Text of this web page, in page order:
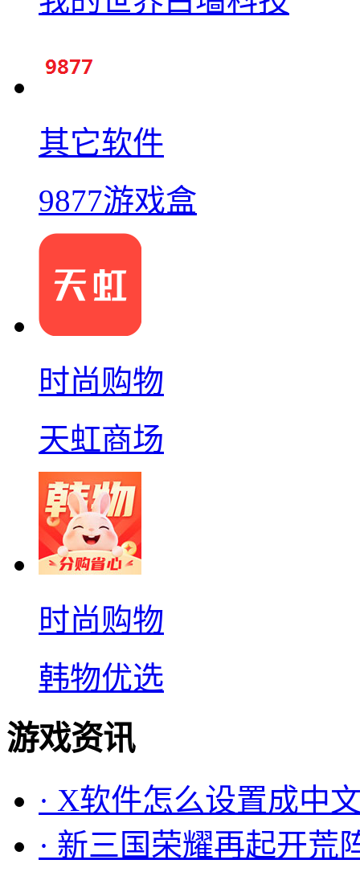
其它软件
9877游戏盒
时尚购物
天虹商场
时尚购物
韩物优选
游戏资讯
· X软件怎么设置成中
· 新三国荣耀再起开荒